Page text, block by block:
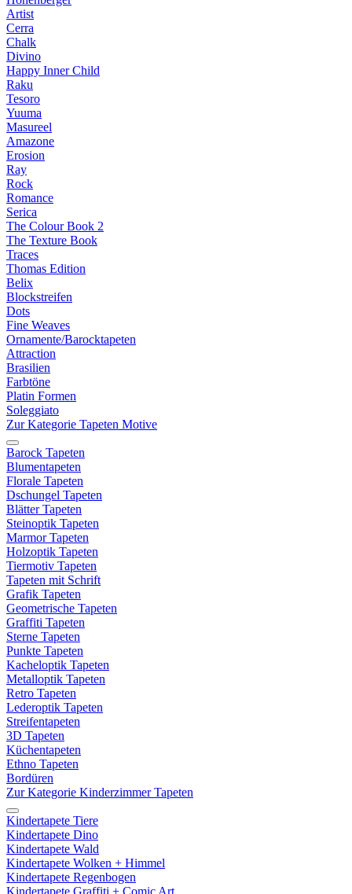
Artist
Cerra
Chalk
Divino
Happy Inner Child
Raku
Tesoro
Yuuma
Masureel
Amazone
Erosion
Ray
Rock
Romance
Serica
The Colour Book 2
The Texture Book
Traces
Thomas Edition
Belix
Blockstreifen
Dots
Fine Weaves
Ornamente/Barocktapeten
Attraction
Brasilien
Farbtöne
Platin Formen
Soleggiato
Zur Kategorie Tapeten Motive
Barock Tapeten
Blumentapeten
Florale Tapeten
Dschungel Tapeten
Blätter Tapeten
Steinoptik Tapeten
Marmor Tapeten
Holzoptik Tapeten
Tiermotiv Tapeten
Tapeten mit Schrift
Grafik Tapeten
Geometrische Tapeten
Graffiti Tapeten
Sterne Tapeten
Punkte Tapeten
Kacheloptik Tapeten
Metalloptik Tapeten
Retro Tapeten
Lederoptik Tapeten
Streifentapeten
3D Tapeten
Küchentapeten
Ethno Tapeten
Bordüren
Zur Kategorie Kinderzimmer Tapeten
Kindertapete Tiere
Kindertapete Dino
Kindertapete Wald
Kindertapete Wolken + Himmel
Kindertapete Regenbogen
Kindertapete Graffiti + Comic Art